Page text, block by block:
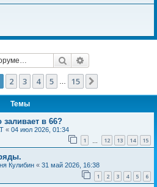
Поиск
из 15
2 3 4 5 15
Темы
заливает в 66?
« 04 июл 2026, 01:34
1 12 13 14 15
Кулибин « 31 май 2026, 16:38
1 2 3 4 5 6